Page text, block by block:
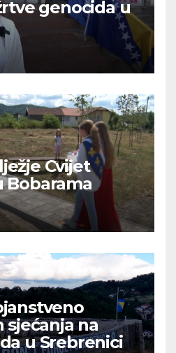
genocida u
Cvijet
Bobarama
sjećanja na
u Srebrenici